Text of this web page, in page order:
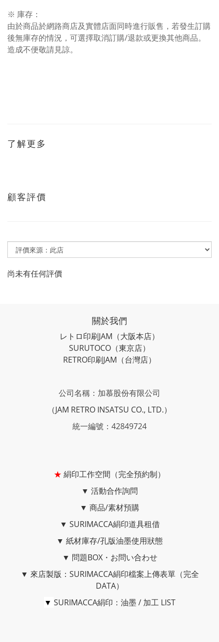
※ 庫存：
由於商品於網路商店及實體店面同時進行販售，若發生訂購
後無庫存的情況，可選擇取消訂購/退款或更換其他商品。
造成不便敬請見諒。
了解更多
顧客評價
尚未有任何評價
關於我們
レトロ印刷JAM （大阪本店）
SURUTOCO （東京店）
RETRO印刷JAM （台灣店）
公司名稱：加慕股份有限公司
（JAM RETRO INSATSU CO., LTD.）
統一編號：42849724
★ 絹印工作空間（完全預約制）
▼ 活動合作詢問
▼ 商品/素材預購
▼ SURIMACCA絹印道具租借
▼ 紙材庫存/孔版油墨使用狀態
▼ 問題BOX・お問い合わせ
▼ 來店製版：SURIMACCA絹印檔案上傳表單（完全
DATA）
▼ SURIMACCA絹印：油墨 / 加工 LIST